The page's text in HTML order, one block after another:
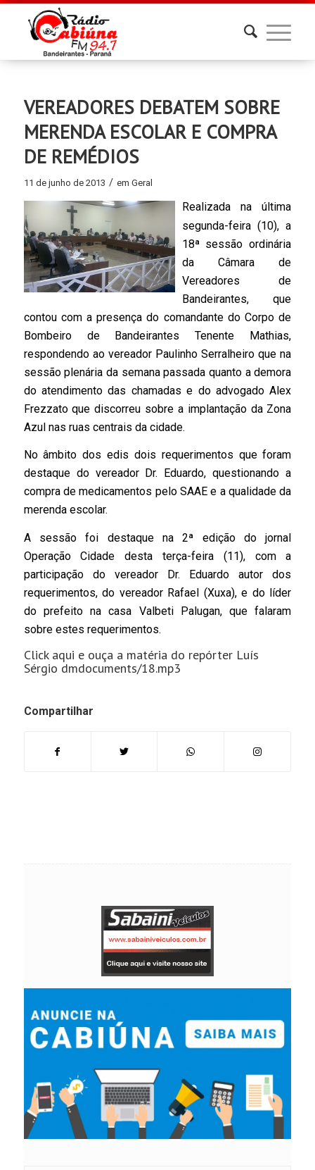
VEREADORES DEBATEM SOBRE
MERENDA ESCOLAR E COMPRA
DE REMÉDIOS
11 de junho de 2013 / em Geral
Realizada na última
segunda-feira (10), a
18ª sessão ordinária
da Câmara de
Vereadores de
Bandeirantes, que
contou com a presença do comandante do Corpo de
Bombeiro de Bandeirantes Tenente Mathias,
respondendo ao vereador Paulinho Serralheiro que na
sessão plenária da semana passada quanto a demora
do atendimento das chamadas e do advogado Alex
Frezzato que discorreu sobre a implantação da Zona
Azul nas ruas centrais da cidade.
No âmbito dos edis dois requerimentos que foram
destaque do vereador Dr. Eduardo, questionando a
compra de medicamentos pelo SAAE e a qualidade da
merenda escolar.
A sessão foi destaque na 2ª edição do jornal
Operação Cidade desta terça-feira (11), com a
participação do vereador Dr. Eduardo autor dos
requerimentos, do vereador Rafael (Xuxa), e do líder
do prefeito na casa Valbeti Palugan, que falaram
sobre estes requerimentos.
Click aqui e ouça a matéria do repórter Luís
Sérgio dmdocuments/18.mp3
Compartilhar